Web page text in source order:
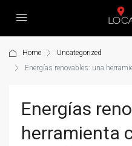
Home
Uncategorized
Energías renovables: una
Energías
herramienta